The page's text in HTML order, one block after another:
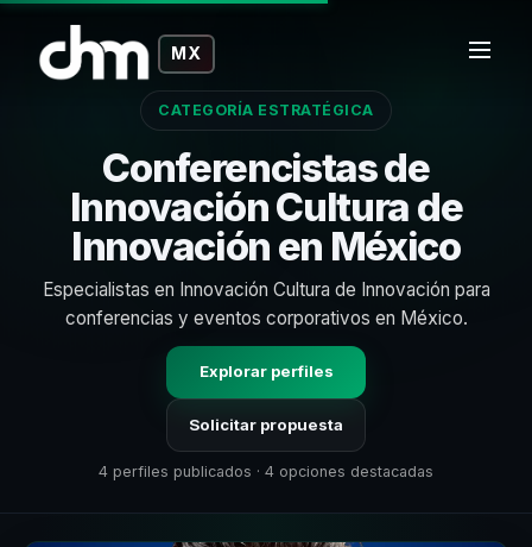
MX
CATEGORÍA ESTRATÉGICA
Conferencistas de
Innovación Cultura de
Innovación en México
Especialistas en Innovación Cultura de Innovación para
conferencias y eventos corporativos en México.
Explorar perfiles
Solicitar propuesta
4 perfiles publicados · 4 opciones destacadas